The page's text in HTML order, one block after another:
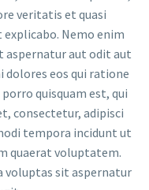
veritatis et quasi
Nemo enim
aspernatur aut odit aut
dolores eos qui ratione
quisquam est, qui
consectetur, adipisci
tempora incidunt ut
quaerat voluptatem.
voluptas sit aspernatur